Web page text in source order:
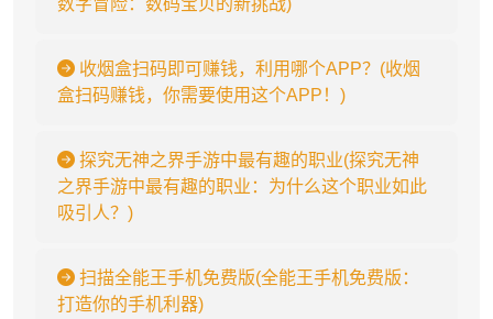
数字冒险：数码宝贝的新挑战)
收烟盒扫码即可赚钱，利用哪个APP？(收烟
盒扫码赚钱，你需要使用这个APP！)
探究无神之界手游中最有趣的职业(探究无神
之界手游中最有趣的职业：为什么这个职业如此
吸引人？)
扫描全能王手机免费版(全能王手机免费版：
打造你的手机利器)